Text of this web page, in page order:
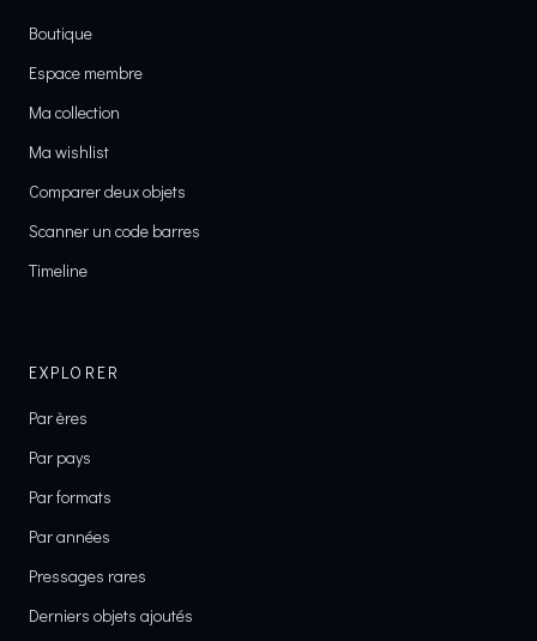
Boutique
Espace membre
Ma collection
Ma wishlist
Comparer deux objets
Scanner un code barres
Timeline
EXPLORER
Par ères
Par pays
Par formats
Par années
Pressages rares
Derniers objets ajoutés